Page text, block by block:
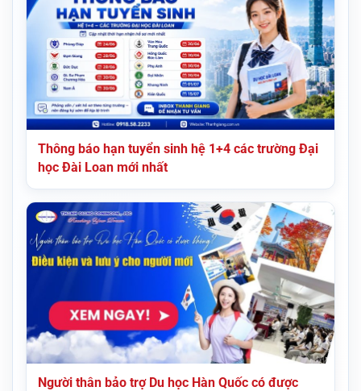
Thông báo hạn tuyển sinh hệ 1+4 các trường Đại
học Đài Loan mới nhất
Người thân bảo trợ Du học Hàn Quốc có được